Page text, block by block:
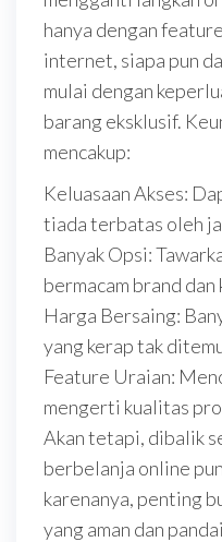
hanya dengan
internet, siapa pun
mulai dengan
barang eksklusif.
mencakup:
Keluasaan Akses:
tiada terbatas oleh
Banyak Opsi:
bermacam brand dan
Harga Bersaing:
yang kerap tak
Feature Uraian:
mengerti kualitas
Akan tetapi, dibalik
berbelanja online
karenanya, penting
yang aman dan